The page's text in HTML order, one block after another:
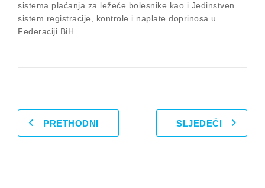
sistema plaćanja za ležeće bolesnike kao i Jedinstven
sistem registracije, kontrole i naplate doprinosa u
Federaciji BiH.
PRETHODNI SLJEDEĆI